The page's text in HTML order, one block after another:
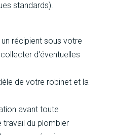
standards).
récipient sous votre
d'éventuelles
de votre robinet et la
avant toute
travail du plombier